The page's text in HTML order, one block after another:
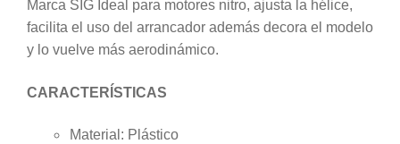
Marca SIG Ideal para motores nitro, ajusta la hélice,
facilita el uso del arrancador además decora el modelo
y lo vuelve más aerodinámico.
CARACTERÍSTICAS
Material: Plástico